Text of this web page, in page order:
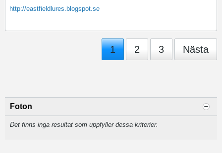
http://eastfieldlures.blogspot.se
1 2 3 Nästa
Foton
Det finns inga resultat som uppfyller dessa kriterier.